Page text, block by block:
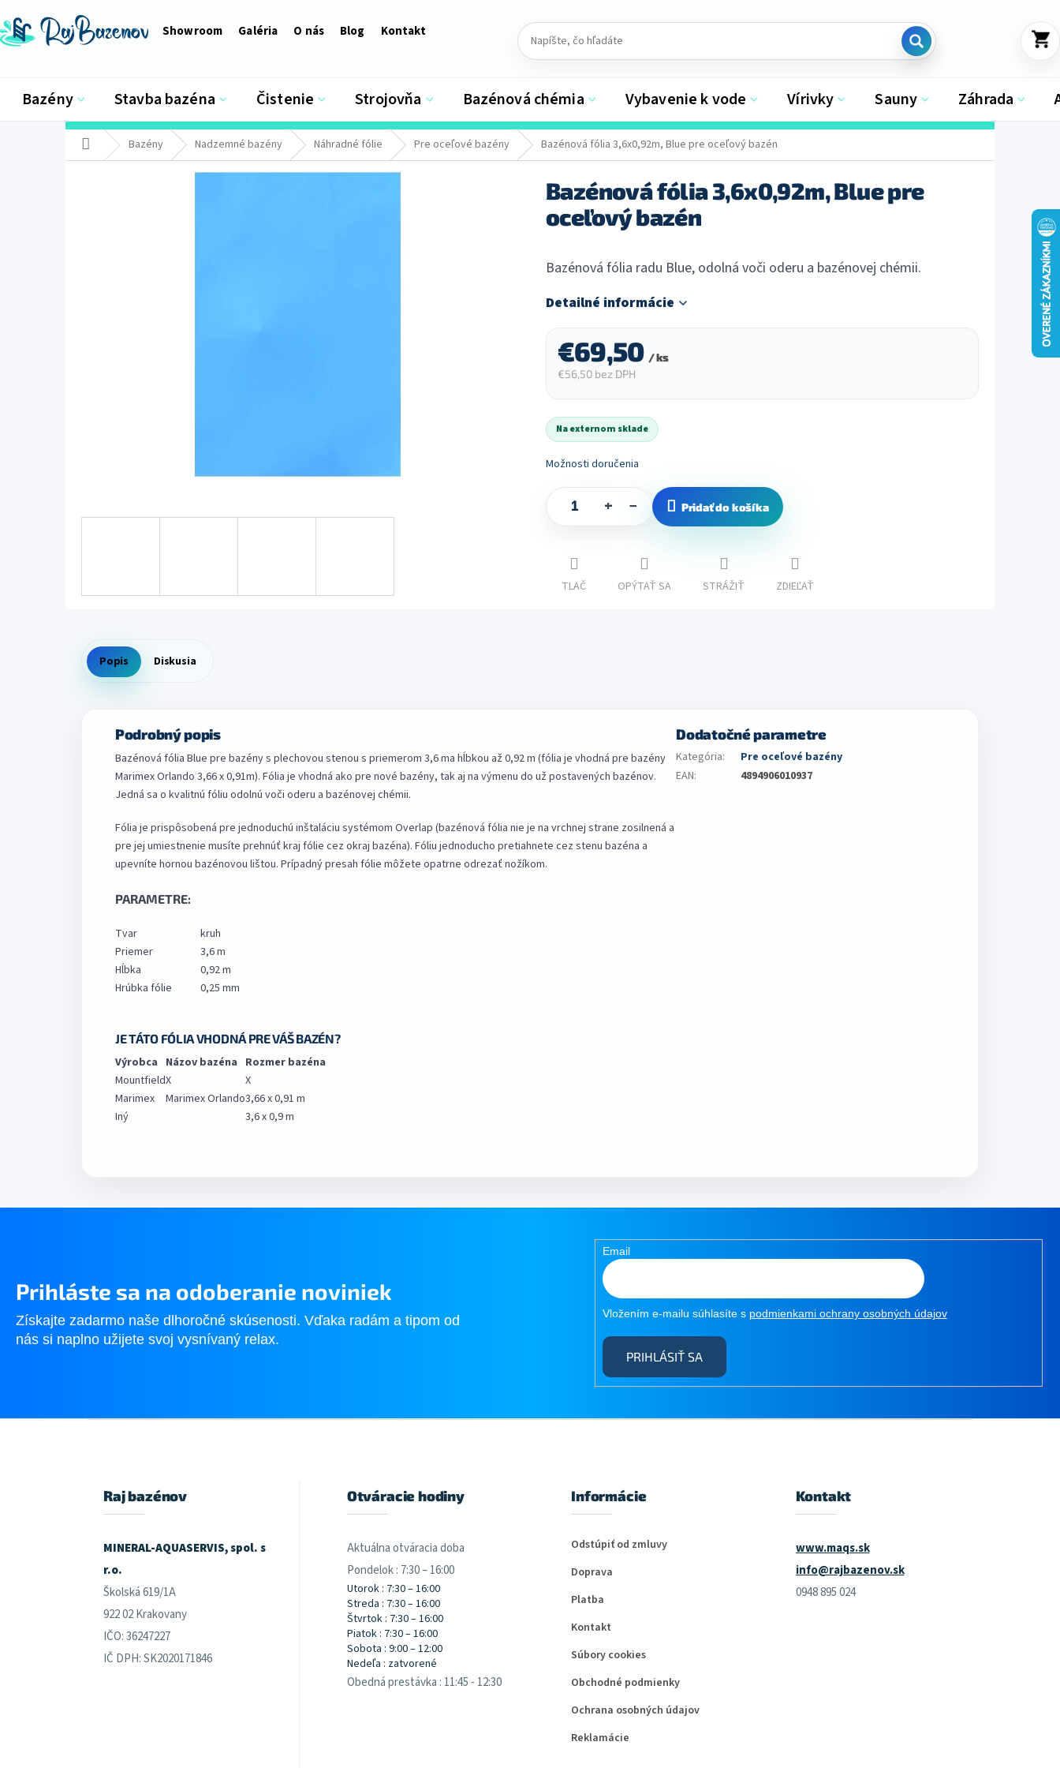
na
obsah
Showroom Galéria O nás Blog Kontakt
KOŠÍK
Bazény Stavba bazéna Čistenie Strojovňa Bazénová chémia Vybavenie k vode Vírivky Sauny Záhrada
DomovBazény Nadzemné bazény Náhradné fólie Pre oceľové bazény Bazénová fólia 3,6x0,92m, Blue pre oceľový bazén
Bazénová fólia 3,6x0,92m, Blue pre
oceľový bazén
Bazénová fólia radu Blue, odolná voči oderu a bazénovej chémii.
Detailné informácie
€69,50 / ks
€56,50 bez DPH
Na externom sklade
Možnosti doručenia
+ − Pridať do košíka
TLAČ OPÝTAŤ SA STRÁŽIŤ ZDIEĽAŤ
Popis Diskusia
Podrobný popis
Bazénová fólia Blue pre bazény s plechovou stenou s priemerom 3,6 ma hĺbkou až 0,92 m (fólia je vhodná pre bazény
Marimex Orlando 3,66 x 0,91m). Fólia je vhodná ako pre nové bazény, tak aj na výmenu do už postavených bazénov.
Jedná sa o kvalitnú fóliu odolnú voči oderu a bazénovej chémii.
Fólia je prispôsobená pre jednoduchú inštaláciu systémom Overlap (bazénová fólia nie je na vrchnej strane zosilnená a
pre jej umiestnenie musíte prehnúť kraj fólie cez okraj bazéna). Fóliu jednoducho pretiahnete cez stenu bazéna a
upevníte hornou bazénovou lištou. Prípadný presah fólie môžete opatrne odrezať nožíkom.
PARAMETRE:
Tvar
kruh
Priemer
3,6 m
Hĺbka
0,92 m
Hrúbka fólie
0,25 mm
JE TÁTO FÓLIA VHODNÁ PRE VÁŠ BAZÉN?
Výrobca Názov bazéna Rozmer bazéna
MountfieldX
X
Marimex
Marimex Orlando3,66 x 0,91 m
Iný
3,6 x 0,9 m
Dodatočné parametre
Kategória:
Pre oceľové bazény
EAN: 4894906010937
Prihláste sa na odoberanie noviniek
Získajte zadarmo naše dlhoročné skúsenosti. Vďaka radám a tipom od
nás si naplno užijete svoj vysnívaný relax.
Email
Vložením e-mailu súhlasíte s podmienkami ochrany osobných údajov
PRIHLÁSIŤ SA
Raj bazénov
MINERAL-AQUASERVIS, spol. s
r.o.
Školská 619/1A
922 02 Krakovany
IČO: 36247227
IČ DPH: SK2020171846
Otváracie hodiny
Aktuálna otváracia doba
Pondelok : 7:30 – 16:00
Utorok : 7:30 – 16:00
Streda : 7:30 – 16:00
Štvrtok : 7:30 – 16:00
Piatok : 7:30 – 16:00
Sobota : 9:00 – 12:00
Nedeľa : zatvorené
Obedná prestávka : 11:45 - 12:30
Informácie
Odstúpiť od zmluvy
Doprava
Platba
Kontakt
Súbory cookies
Obchodné podmienky
Ochrana osobných údajov
Reklamácie
Kontakt
www.maqs.sk
info@rajbazenov.sk
0948 895 024